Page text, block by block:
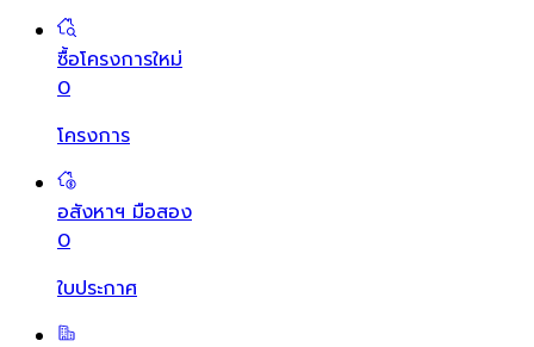
ซื้อโครงการใหม่
0
โครงการ
อสังหาฯ มือสอง
0
ใบประกาศ